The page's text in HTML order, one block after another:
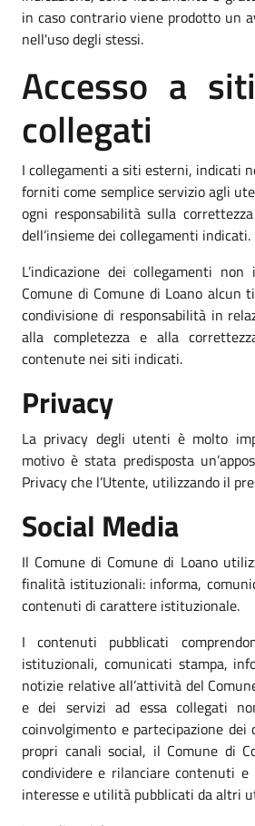
in caso contrario viene prodotto un
nell'uso degli stessi.
Accesso a
collegati
I collegamenti a siti esterni, indicati
forniti come semplice servizio agli
ogni responsabilità sulla
dell’insieme dei collegamenti indicati.
L’indicazione dei collegamenti
Comune di Comune di Loano alcun
condivisione di responsabilità in
alla completezza e alla
contenute nei siti indicati.
Privacy
La privacy degli utenti è molto
motivo è stata predisposta
Privacy che l’Utente, utilizzando il
Social Media
Il Comune di Comune di Loano
finalità istituzionali: informa,
contenuti di carattere istituzionale.
I contenuti pubblicati
istituzionali, comunicati stampa,
notizie relative all’attività del
e dei servizi ad essa collegati
coinvolgimento e partecipazione
propri canali social, il Comune di
condividere e rilanciare contenuti e
interesse e utilità pubblicati da altri